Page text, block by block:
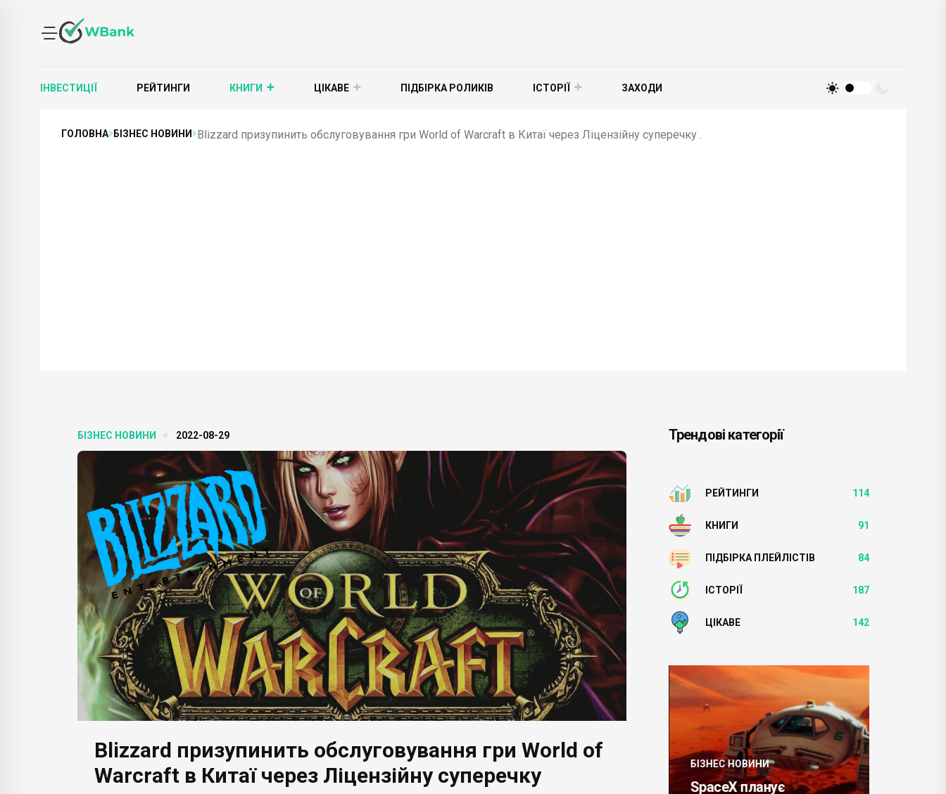
ІНВЕСТИЦІЇ РЕЙТИНГИ КНИГИ ЦІКАВЕ ПІДБІРКА РОЛИКІВ ІСТОРІЇ ЗАХОДИ
ГОЛОВНА БІЗНЕС НОВИНИ Blizzard призупинить обслуговування гри World of Warcraft в Китаї через Ліцензійну суперечку .
БІЗНЕС НОВИНИ 2022-08-29
Blizzard призупинить обслуговування гри World of
Warcraft в Китаї через Ліцензійну суперечку
Трендові категорії
РЕЙТИНГИ 114
КНИГИ 91
ПІДБІРКА ПЛЕЙЛІСТІВ 84
ІСТОРІЇ 187
ЦІКАВЕ 142
БІЗНЕС НОВИНИ
БІЗНЕС НОВИНИ
IKEA спільно з Swedish
БІЗНЕС НОВИНИ
SpaceX планує